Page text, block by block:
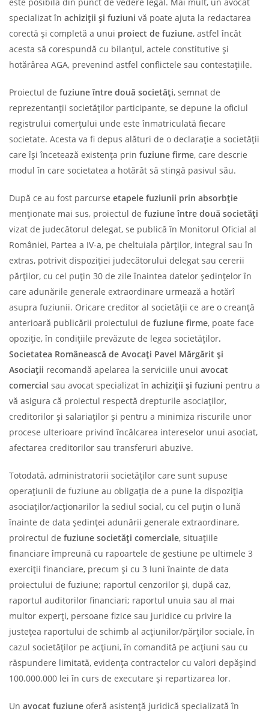
este posibilă din punct de vedere legal. Mai mult, un avocat
specializat în achiziții și fuziuni vă poate ajuta la redactarea
corectă și completă a unui proiect de fuziune, astfel încât
acesta să corespundă cu bilanțul, actele constitutive și
hotărârea AGA, prevenind astfel conflictele sau contestațiile.
Proiectul de fuziune între două societăți, semnat de
reprezentanţii societăţilor participante, se depune la oficiul
registrului comerţului unde este înmatriculată fiecare
societate. Acesta va fi depus alături de o declaraţie a societăţii
care își încetează existența prin fuziune firme, care descrie
modul în care societatea a hotărât să stingă pasivul său.
După ce au fost parcurse etapele fuziunii prin absorbție
menționate mai sus, proiectul de fuziune între două societăți
vizat de judecătorul delegat, se publică în Monitorul Oficial al
României, Partea a IV-a, pe cheltuiala părţilor, integral sau în
extras, potrivit dispoziţiei judecătorului delegat sau cererii
părţilor, cu cel puţin 30 de zile înaintea datelor şedinţelor în
care adunările generale extraordinare urmează a hotărî
asupra fuziunii. Oricare creditor al societăţii ce are o creanţă
anterioară publicării proiectului de fuziune firme, poate face
opoziţie, în condițiile prevăzute de legea societăților.
Societatea Românească de Avocați Pavel Mărgărit și
Asociații recomandă apelarea la serviciile unui avocat
comercial sau avocat specializat în achiziții și fuziuni pentru a
vă asigura că proiectul respectă drepturile asociaților,
creditorilor și salariaților și pentru a minimiza riscurile unor
procese ulterioare privind încălcarea intereselor unui asociat,
afectarea creditorilor sau transferuri abuzive.
Totodată, administratorii societăților care sunt supuse
operațiunii de fuziune au obligația de a pune la dispoziția
asociaților/acționarilor la sediul social, cu cel puțin o lună
înainte de data ședinței adunării generale extraordinare,
proirectul de fuziune societăți comerciale, situaţiile
financiare împreună cu rapoartele de gestiune pe ultimele 3
exerciţii financiare, precum şi cu 3 luni înainte de data
proiectului de fuziune; raportul cenzorilor şi, după caz,
raportul auditorilor financiari; raportul unuia sau al mai
multor experţi, persoane fizice sau juridice cu privire la
justeţea raportului de schimb al acţiunilor/părţilor sociale, în
cazul societăţilor pe acţiuni, în comandită pe acţiuni sau cu
răspundere limitată, evidenţa contractelor cu valori depăşind
100.000.000 lei în curs de executare şi repartizarea lor.
Un avocat fuziune oferă asistență juridică specializată în